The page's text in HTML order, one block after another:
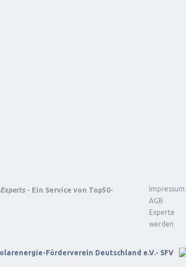
Experts - Ein Service von Top50-
Impressum
AGB
Experte
werden